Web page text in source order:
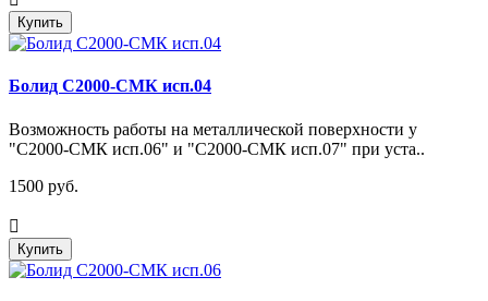
Купить
Болид С2000-СМК исп.04
Возможность работы на металлической поверхности у
"С2000-СМК исп.06" и "С2000-СМК исп.07" при уста..
1500 руб.
Купить